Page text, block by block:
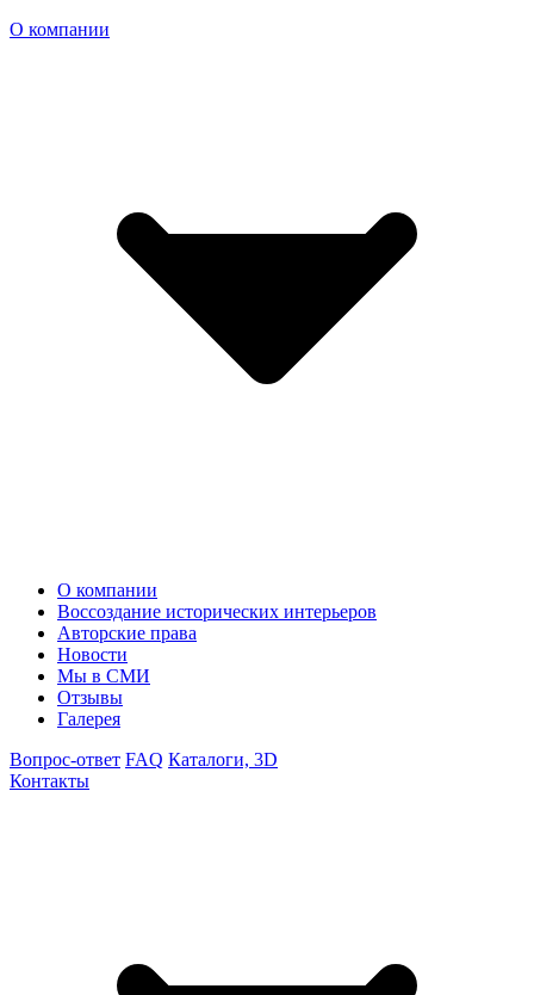
О компании
О компании
Воссоздание исторических интерьеров
Авторские права
Новости
Мы в СМИ
Отзывы
Галерея
Вопрос-ответ FAQ Каталоги, 3D
Контакты